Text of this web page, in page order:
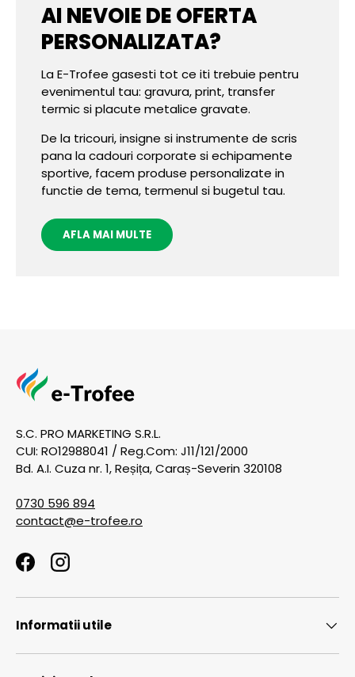
AI NEVOIE DE OFERTA
PERSONALIZATA?
La E-Trofee gasesti tot ce iti trebuie pentru
evenimentul tau: gravura, print, transfer
termic si placute metalice gravate.
De la tricouri, insigne si instrumente de scris
pana la cadouri corporate si echipamente
sportive, facem produse personalizate in
functie de tema, termenul si bugetul tau.
AFLA MAI MULTE
S.C. PRO MARKETING S.R.L.
CUI: RO12988041 / Reg.Com: J11/121/2000
Bd. A.I. Cuza nr. 1, Reșița, Caraș-Severin 320108
0730 596 894
contact@e-trofee.ro
FacebookInstagram
Informatii utile